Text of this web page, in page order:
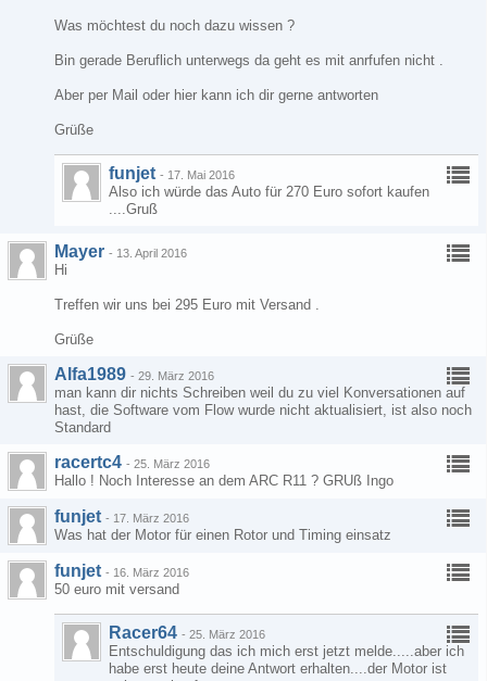
Was möchtest du noch dazu wissen ?
Bin gerade Beruflich unterwegs da geht es mit anrfufen nicht .
Aber per Mail oder hier kann ich dir gerne antworten
Grüße
funjet - 17. Mai 2016
Also ich würde das Auto für 270 Euro sofort kaufen
....Gruß
Mayer - 13. April 2016
Hi
Treffen wir uns bei 295 Euro mit Versand .
Grüße
Alfa1989 - 29. März 2016
man kann dir nichts Schreiben weil du zu viel Konversationen auf
hast, die Software vom Flow wurde nicht aktualisiert, ist also noch
Standard
racertc4 - 25. März 2016
Hallo ! Noch Interesse an dem ARC R11 ? GRUß Ingo
funjet - 17. März 2016
Was hat der Motor für einen Rotor und Timing einsatz
funjet - 16. März 2016
50 euro mit versand
Racer64 - 25. März 2016
Entschuldigung das ich mich erst jetzt melde.....aber ich
habe erst heute deine Antwort erhalten....der Motor ist